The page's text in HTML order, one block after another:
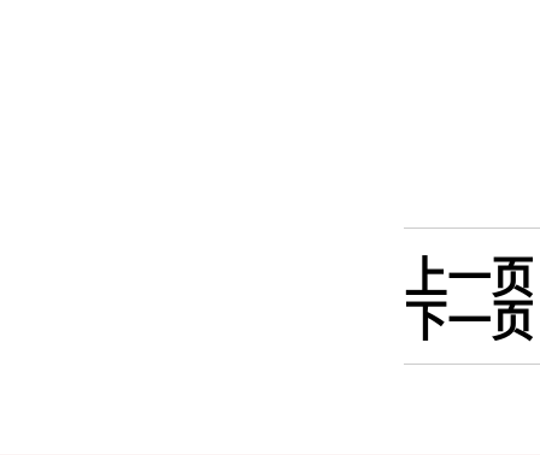
上一
下一